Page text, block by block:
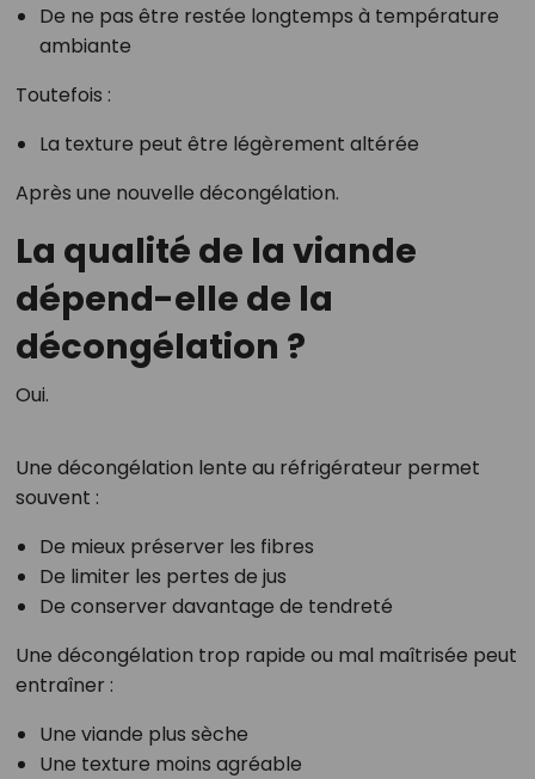
De ne pas être restée longtemps à température
ambiante
Toutefois :
La texture peut être légèrement altérée
Après une nouvelle décongélation.
La qualité de la viande
dépend-elle de la
décongélation ?
Oui.
Une décongélation lente au réfrigérateur permet
souvent :
De mieux préserver les fibres
De limiter les pertes de jus
De conserver davantage de tendreté
Une décongélation trop rapide ou mal maîtrisée peut
entraîner :
Une viande plus sèche
Une texture moins agréable